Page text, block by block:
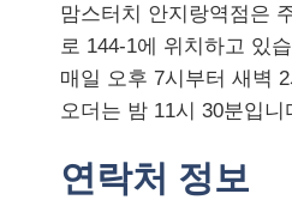
맘스터치 안지랑역점은
로 144-1에 위치하고 있
매일 오후 7시부터 새벽
오더는 밤 11시 30분입니
연락처 정보